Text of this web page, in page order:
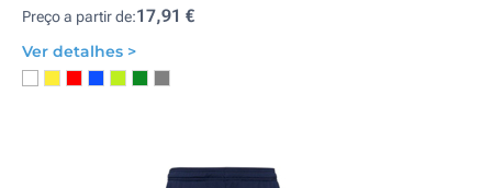
Preço a partir de:17,91 €
Ver detalhes >